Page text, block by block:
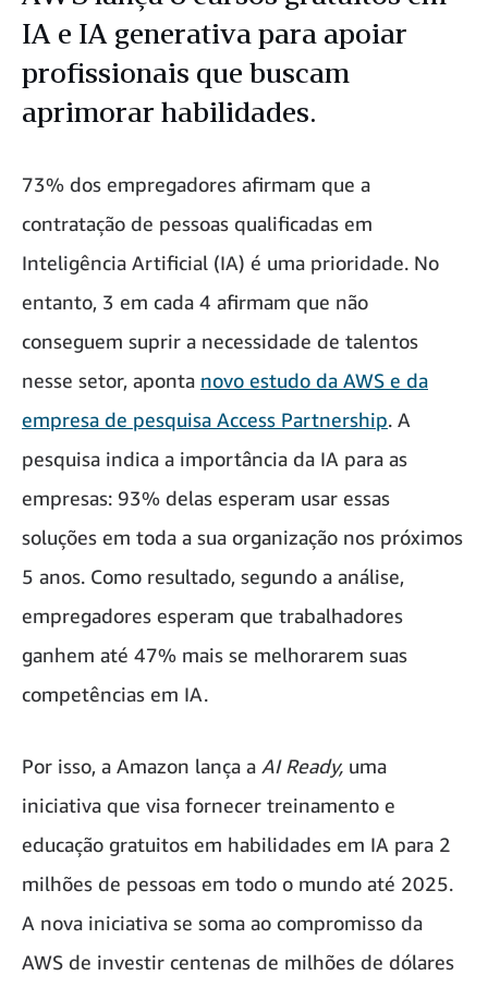
IA e IA generativa para apoiar
profissionais que buscam
aprimorar habilidades.
73% dos empregadores afirmam que a
contratação de pessoas qualificadas em
Inteligência Artificial (IA) é uma prioridade. No
entanto, 3 em cada 4 afirmam que não
conseguem suprir a necessidade de talentos
nesse setor, aponta novo estudo da AWS e da
empresa de pesquisa Access Partnership. A
pesquisa indica a importância da IA para as
empresas: 93% delas esperam usar essas
soluções em toda a sua organização nos próximos
5 anos. Como resultado, segundo a análise,
empregadores esperam que trabalhadores
ganhem até 47% mais se melhorarem suas
competências em IA.
Por isso, a Amazon lança a AI Ready, uma
iniciativa que visa fornecer treinamento e
educação gratuitos em habilidades em IA para 2
milhões de pessoas em todo o mundo até 2025.
A nova iniciativa se soma ao compromisso da
AWS de investir centenas de milhões de dólares